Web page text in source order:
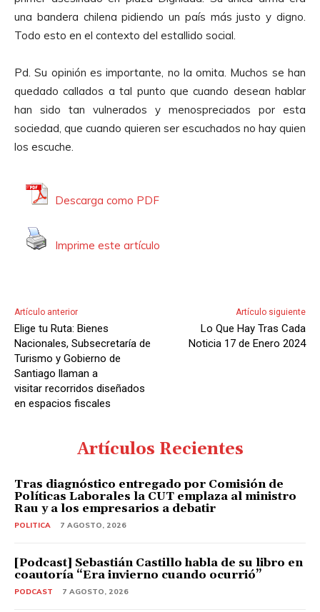
una bandera chilena pidiendo un país más justo y digno.
Todo esto en el contexto del estallido social.
Pd. Su opinión es importante, no la omita. Muchos se han
quedado callados a tal punto que cuando desean hablar
han sido tan vulnerados y menospreciados por esta
sociedad, que cuando quieren ser escuchados no hay quien
los escuche.
Descarga como PDF
Imprime este artículo
Artículo anterior
Elige tu Ruta: Bienes
Nacionales, Subsecretaría de
Turismo y Gobierno de
Santiago llaman a
visitar recorridos diseñados
en espacios fiscales
Artículo siguiente
Lo Que Hay Tras Cada
Noticia 17 de Enero 2024
Artículos Recientes
Tras diagnóstico entregado por Comisión de
Políticas Laborales la CUT emplaza al ministro
Rau y a los empresarios a debatir
POLITICA 7 AGOSTO, 2026
[Podcast] Sebastián Castillo habla de su libro en
coautoría “Era invierno cuando ocurrió”
PODCAST 7 AGOSTO, 2026